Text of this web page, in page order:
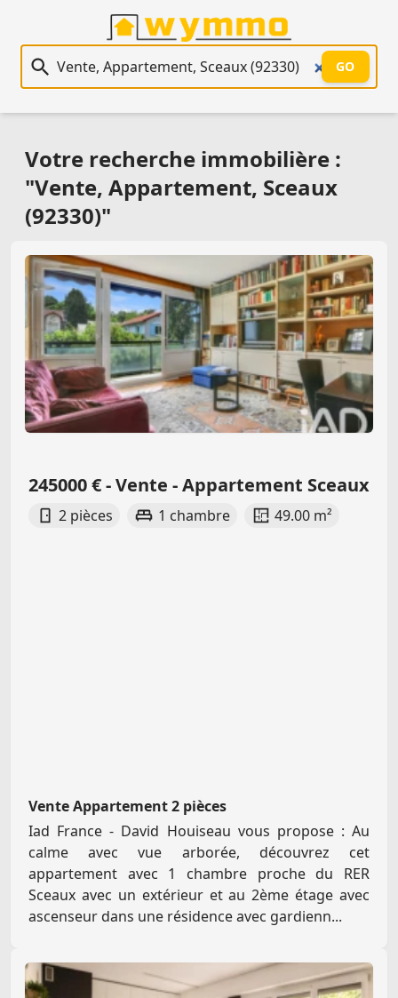
Recherche immobilière
GO
Votre recherche immobilière :
"Vente, Appartement, Sceaux
(92330)"
245000 € - Vente - Appartement Sceaux
2 pièces 1 chambre 49.00 m²
Vente Appartement 2 pièces
Iad France - David Houiseau vous propose : Au
calme avec vue arborée, découvrez cet
appartement avec 1 chambre proche du RER
Sceaux avec un extérieur et au 2ème étage avec
ascenseur dans une résidence avec gardienn...